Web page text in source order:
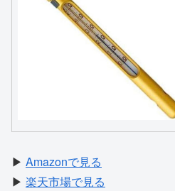
▶ Amazonで見る
▶ 楽天市場で見る